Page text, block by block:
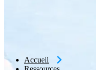
Accueil